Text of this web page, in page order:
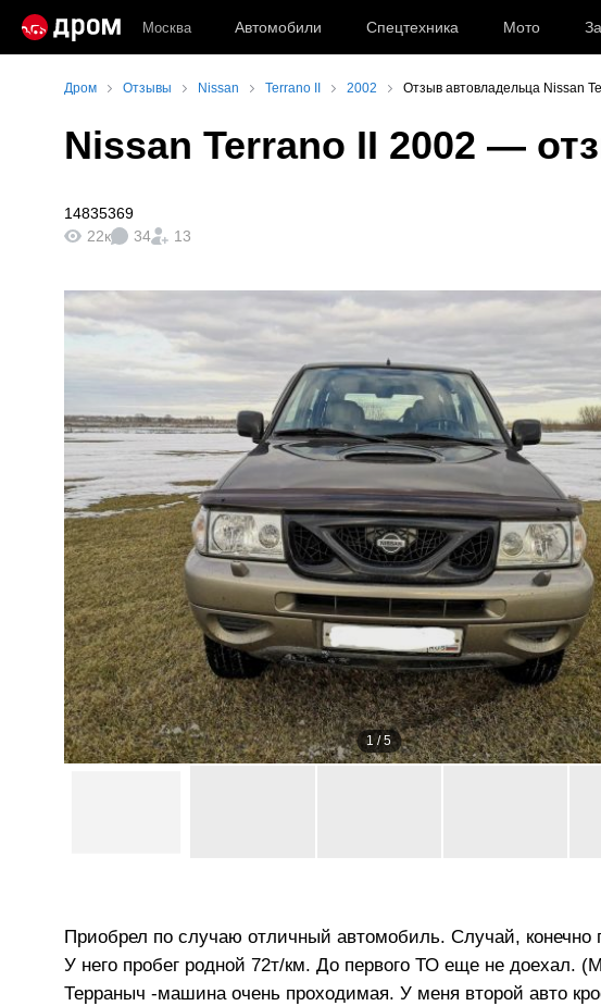
Москва Автомобили Спецтехника Мото
Дром Отзывы Nissan Terrano II 2002 Отзыв автовладельца Nissan
Nissan Terrano II 2002 —
14835369
22к
34 13
1 /5
Приобрел по случаю отличный автомобиль. Случай,
У него пробег родной 72т/км. До первого ТО еще не доехал.
Терраныч -машина очень проходимая. У меня второй авто